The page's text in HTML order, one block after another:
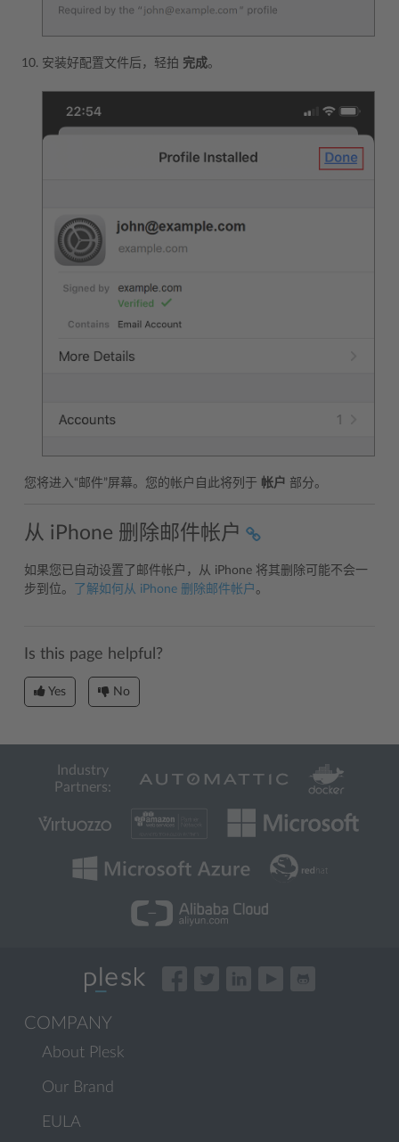
安装好配置文件后，轻拍 完成。
您将进入“邮件”屏幕。您的帐户自此将列于 帐户 部分。
从 iPhone 删除邮件帐户
如果您已自动设置了邮件帐户，从 iPhone 将其删除可能不会一
步到位。
了解如何从 iPhone 删除邮件帐户。
Is this page helpful?
Yes No
Industry
Partners:
COMPANY
About Plesk
Our Brand
EULA